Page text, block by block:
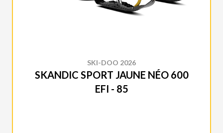
SKI-DOO 2026
SKANDIC SPORT JAUNE NÉO 600
EFI - 85